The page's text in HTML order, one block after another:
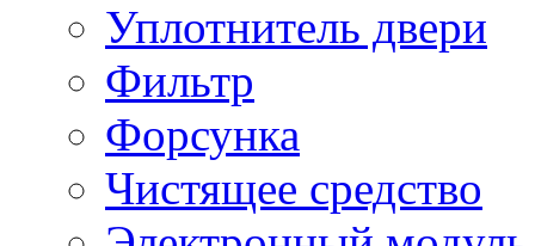
Уплотнитель двери
Фильтр
Форсунка
Чистящее средство